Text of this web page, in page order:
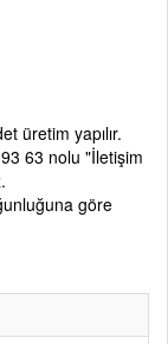
üretim yapılır.
63 nolu "İletişim
göre